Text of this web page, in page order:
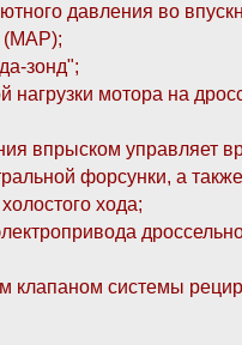
давления во
(МАР);
зонд";
нагрузки мотора на
впрыском управляет
форсунки, а
хода;
клапаном системы